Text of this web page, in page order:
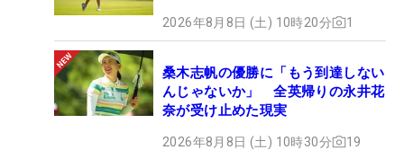
2026年8月8日 (土) 10時20分 1
桑木志帆の優勝に「もう到達しない
んじゃないか」 全英帰りの永井花
奈が受け止めた現実
2026年8月8日 (土) 10時30分 19